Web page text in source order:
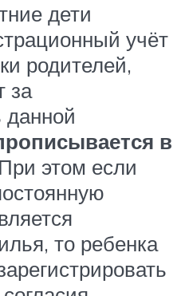
дети
учёт
родителей,
за
данной
в
этом если
то ребенка